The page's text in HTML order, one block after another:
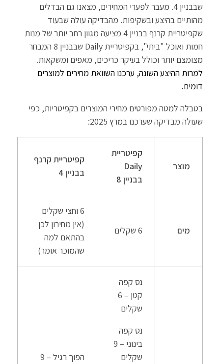
שבבניין 4. מעבר לפערי המחירים, מצאנו גם הבדלים
מהותיים בהיצע ובשקיפות. מהבדיקה עולה שבעוד
שקפיטריית קרנף בבניין 4 מציעה מגוון רחב יותר של מנות
חמות ואוכל "ביתי", בקפיטריית Daily שבבניין 8 המבחר
מצומצם יותר וכולל בעיקר כריכים, מאפים ומשקאות.
למרות ההיצע השונה, ערכנו השוואת מחירים למוצרים
דומים.
בטבלה למטה מפורטים מחירי המוצרים בקפיטריות, כפי
שעולה מבדיקה שערכנו במרץ 2025:
מוצר
קפיטריית
Daily
בבניין 8
קפיטריית קרנף
בבניין 4
מים 6 שקלים
6 וחצי שקלים
(אין מחירון לכן
בהתאם למה
שהמוכר אומר)
נס קפה
קטן – 6
שקלים
נס קפה
בינוני – 9
שקלים
הפוך רגיל – 9